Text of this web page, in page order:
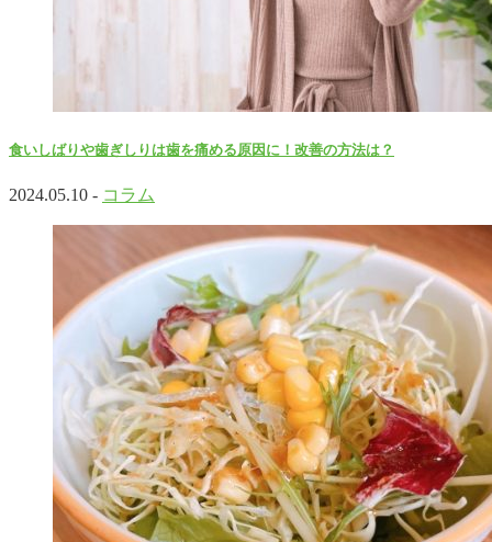
食いしばりや歯ぎしりは歯を痛める原因に！改善の方法は？
2024.05.10 - コラム